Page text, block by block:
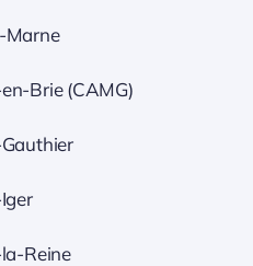
Marne
Brie (CAMG)
Reine